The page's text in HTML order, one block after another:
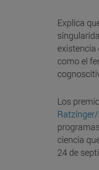
Explica
existencia
como el
Los
ciencia
24 de